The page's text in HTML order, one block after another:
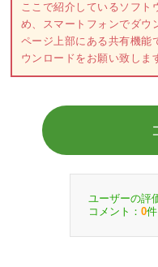
ここで紹介しているソフト
め、スマートフォンでダウ
ページ上部にある共有機能
ウンロードをお願い致しま
ユーザーの評
コメント： 0件